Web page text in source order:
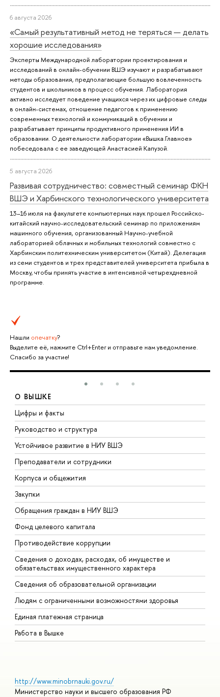
6 августа 2026
«Самый результативный метод не теряться — делать
хорошие исследования»
Эксперты Международной лаборатории проектирования и
исследований в онлайн-обучении ВШЭ изучают и разрабатывают
методы образования, предполагающие большую вовлеченность
студентов и школьников в процесс обучения. Лаборатория
активно исследует поведение учащихся через их цифровые следы
в онлайн-системах, отношение педагогов к применению
современных технологий и коммуникаций в обучении и
разрабатывает принципы продуктивного применения ИИ в
образовании. О деятельности лаборатории «Вышка.Главное»
побеседовала с ее заведующей Анастасией Капузой.
5 августа 2026
Развивая сотрудничество: совместный семинар ФКН
ВШЭ и Харбинского технологического университета
13–16 июля на факультете компьютерных наук прошел Российско-
китайский научно-исследовательский семинар по приложениям
машинного обучения, организованный Научно-учебной
лабораторией облачных и мобильных технологий совместно с
Харбинским политехническим университетом (Китай). Делегация
из семи студентов и трех представителей университета прибыла в
Москву, чтобы принять участие в интенсивной четырехдневной
программе.
Нашли опечатку?
Выделите её, нажмите Ctrl+Enter и отправьте нам уведомление.
Спасибо за участие!
О ВЫШКЕ
Цифры и факты
Руководство и структура
Устойчивое развитие в НИУ ВШЭ
Преподаватели и сотрудники
Корпуса и общежития
Закупки
Обращения граждан в НИУ ВШЭ
Фонд целевого капитала
Противодействие коррупции
Сведения о доходах, расходах, об имуществе и
обязательствах имущественного характера
Сведения об образовательной организации
Людям с ограниченными возможностями здоровья
Единая платежная страница
Работа в Вышке
http://www.minobrnauki.gov.ru/
Министерство науки и высшего образования РФ